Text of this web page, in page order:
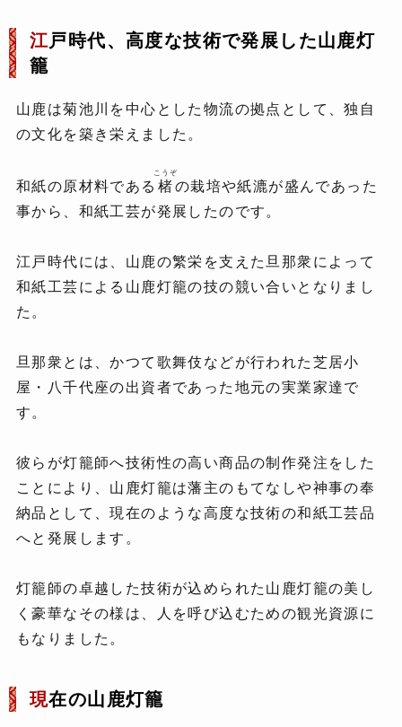
江 戸時代、高度な技術で発展した山鹿灯
籠
山鹿は菊池川を中心とした物流の拠点として、独自
の文化を築き栄えました。
和紙の原材料である 楮
こうぞ
の栽培や紙漉が盛んであった
事から、和紙工芸が発展したのです。
江戸時代には、山鹿の繁栄を支えた旦那衆によって
和紙工芸による山鹿灯籠の技の競い合いとなりまし
た。
旦那衆とは、かつて歌舞伎などが行われた芝居小
屋・八千代座の出資者であった地元の実業家達で
す。
彼らが灯籠師へ技術性の高い商品の制作発注をした
ことにより、山鹿灯籠は藩主のもてなしや神事の奉
納品として、現在のような高度な技術の和紙工芸品
へと発展します。
灯籠師の卓越した技術が込められた山鹿灯籠の美し
く豪華なその様は、人を呼び込むための観光資源に
もなりました。
現在の山鹿灯籠